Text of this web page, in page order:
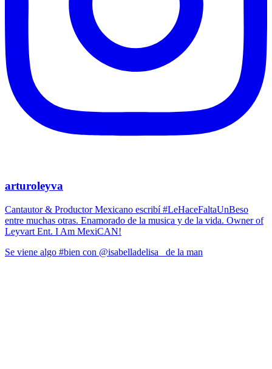
arturoleyva
Cantautor & Productor Mexicano escribí #LeHaceFaltaUnBeso
entre muchas otras. Enamorado de la musica y de la vida. Owner of
Leyvart Ent. I Am MexiCAN!
Se viene algo #bien con @isabelladelisa_ de la man